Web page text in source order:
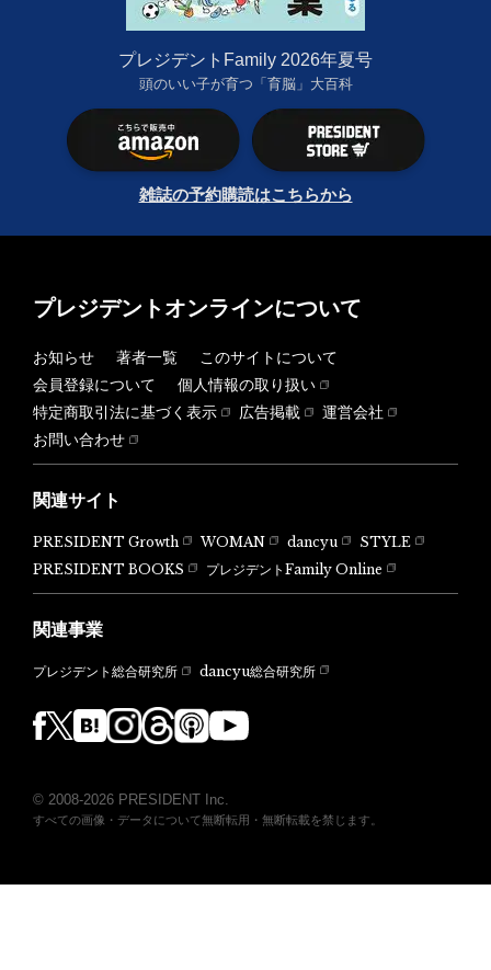
プレジデントFamily 2026年夏号
頭のいい子が育つ「育脳」大百科
雑誌の予約購読はこちらから
プレジデントオンラインについて
お知らせ 著者一覧
このサイトについて
会員登録について
個人情報の取り扱い
特定商取引法に基づく表示
広告掲載
運営会社
お問い合わせ
関連サイト
PRESIDENT Growth WOMAN dancyu
STYLE
PRESIDENT BOOKS
プレジデントFamily Online
関連事業
プレジデント総合研究所 dancyu総合研究所
© 2008-2026 PRESIDENT Inc.
すべての画像・データについて無断転用・無断転載を禁じます。